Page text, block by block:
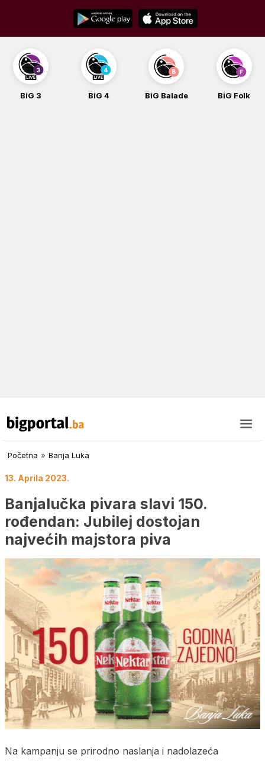
content
BiG 3 BiG 4 BiG Balade BiG Folk
Početna » Banja Luka
13. Aprila 2023.
Banjalučka pivara slavi 150.
rođendan: Jubilej dostojan
najvećih majstora piva
Na kampanju se prirodno naslanja i nadolazeća